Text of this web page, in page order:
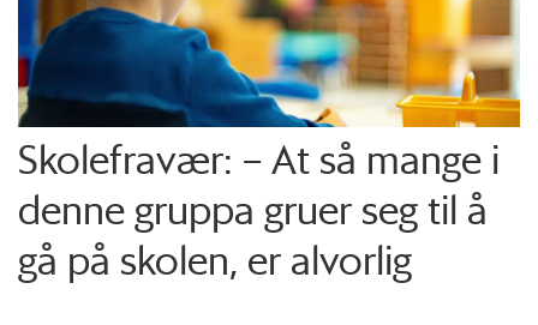
Skolefravær: – At så mange i
denne gruppa gruer seg til å
gå på skolen, er alvorlig